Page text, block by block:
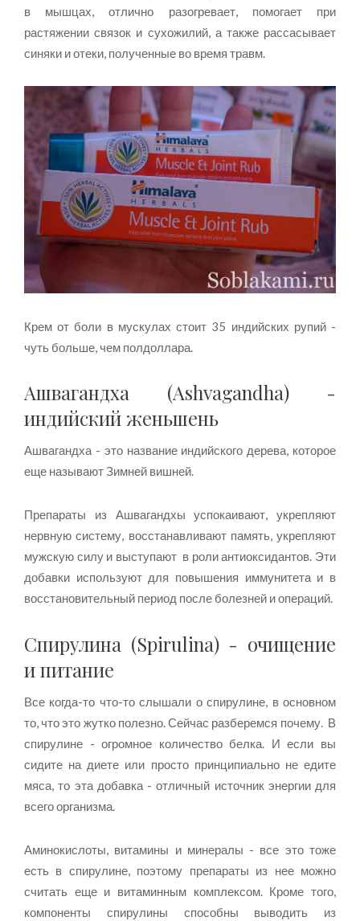
в мышцах, отлично разогревает, помогает при
растяжении связок и сухожилий, а также рассасывает
синяки и отеки, полученные во время травм.
Крем от боли в мускулах стоит 35 индийских рупий -
чуть больше, чем полдоллара.
Ашвагандха (Ashvagandha) -
индийский женьшень
Ашвагандха - это название индийского дерева, которое
еще называют Зимней вишней.
Препараты из Ашвагандхы успокаивают, укрепляют
нервную систему, восстанавливают память, укрепляют
мужскую силу и выступают в роли антиоксидантов. Эти
добавки используют для повышения иммунитета и в
восстановительный период после болезней и операций.
Спирулина (Spirulina) - очищение
и питание
Все когда-то что-то слышали о спирулине, в основном
то, что это жутко полезно. Сейчас разберемся почему. В
спирулине - огромное количество белка. И если вы
сидите на диете или просто принципиально не едите
мяса, то эта добавка - отличный источник энергии для
всего организма.
Аминокислоты, витамины и минералы - все это тоже
есть в спирулине, поэтому препараты из нее можно
считать еще и витаминным комплексом. Кроме того,
компоненты спирулины способны выводить из